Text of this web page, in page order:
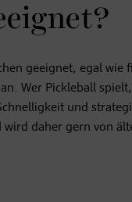
geeignet, egal wie
Wer Pickleball
und
daher gern von